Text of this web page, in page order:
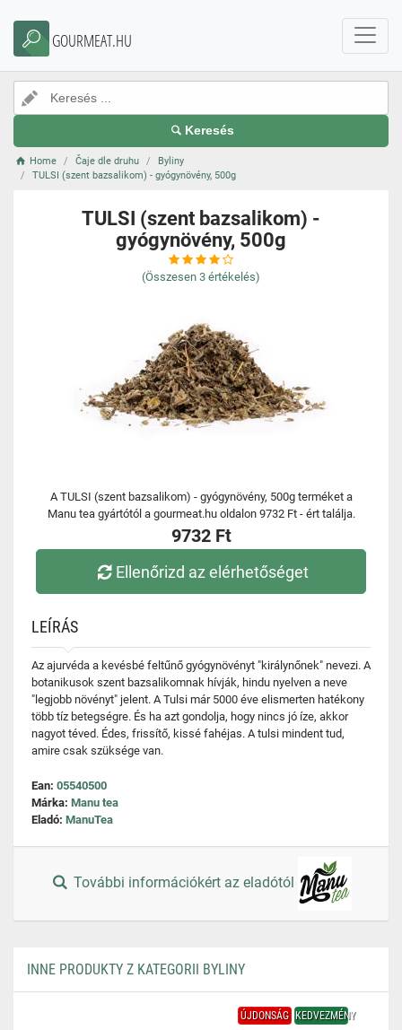
GOURMEAT.HU
Keresés
Home Čaje dle druhu
Byliny
TULSI (szent bazsalikom) - gyógynövény, 500g
TULSI (szent bazsalikom) -
gyógynövény, 500g
(Összesen 3 értékelés)
A TULSI (szent bazsalikom) - gyógynövény, 500g terméket a
Manu tea gyártótól a gourmeat.hu oldalon 9732 Ft - ért találja.
9732 Ft
Ellenőrizd az elérhetőséget
LEÍRÁS
Az ajurvéda a kevésbé feltűnő gyógynövényt "királynőnek" nevezi. A
botanikusok szent bazsalikomnak hívják, hindu nyelven a neve
"legjobb növényt" jelent. A Tulsi már 5000 éve elismerten hatékony
több tíz betegségre. És ha azt gondolja, hogy nincs jó íze, akkor
nagyot téved. Édes, frissítő, kissé fahéjas. A tulsi mindent tud,
amire csak szüksége van.
Ean: 05540500
Márka: Manu tea
Eladó: ManuTea
További információkért az eladótól
INNE PRODUKTY Z KATEGORII BYLINY
ÚJDONSÁG KEDVEZMÉNY